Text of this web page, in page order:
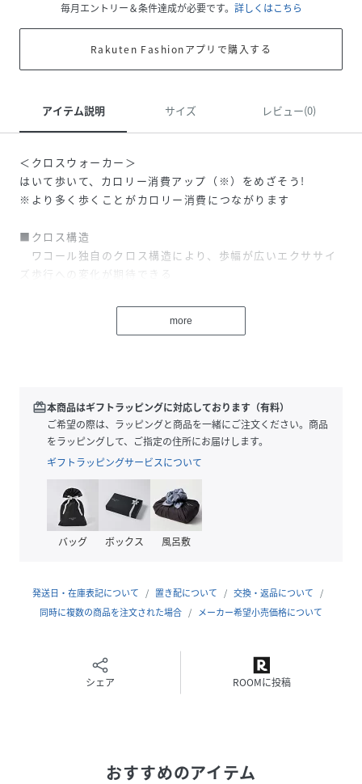
毎月エントリー＆条件達成が必要です。 詳しくはこちら
Rakuten Fashionアプリで購入する
アイテム説明 サイズ レビュー(0)
＜クロスウォーカー＞
はいて歩いて、カロリー消費アップ（※）をめざそう!
※より多く歩くことがカロリー消費につながります
■クロス構造
ワコール独自のクロス構造により、歩幅が広いエクササイ
ズ歩行への変化が期待できる
※商品についている「安全に関するご注意」をよく読んでご
レ感をおさえる（フロントエアスルーは意匠権取得済み）
■フリーなカッティング（裾部分）
裾部分にフリーなカッティングの素材を使用し、アウター
にラインが出にくい
・はきこみ丈：ジャストウエスト
・股下丈：ロング丈
・前開き
など、軽い運動時にも
WACOAL MEN(ワコールメン)は、株式会社ワコール
(Wacoal)のブランドです。
more
redeem本商品はギフトラッピングに対応しております（有料）
ご希望の際は、ラッピングと商品を一緒にご注文ください。商品
をラッピングして、ご指定の住所にお届けします。
ギフトラッピングサービスについて
バッグ ボックス 風呂敷
発送日・在庫表記について 置き配について
交換・返品について
同時に複数の商品を注文された場合
メーカー希望小売価格について
シェア ROOMに投稿
おすすめのアイテム